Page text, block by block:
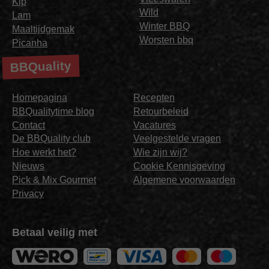
Lam
Maaltijdgemak
Picanha
Wild
Winter BBQ
Worsten bbq
BBQuality
Homepagina
BBQualitytime blog
Contact
De BBQuality club
Hoe werkt het?
Nieuws
Pick & Mix Gourmet
Privacy
Recepten
Retourbeleid
Vacatures
Veelgestelde vragen
Wie zijn wij?
Cookie Kennisgeving
Algemene voorwaarden
Betaal veilig met